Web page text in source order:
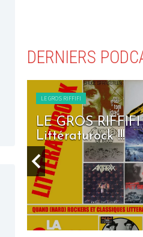
DERNIERS
LE GROS RIFFIFI
LE GROS
Days To